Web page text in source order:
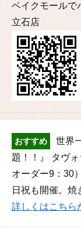
ベイクモールで
立石店
おすすめ
世界
題！！』 タヴ
オーダー9：30
日祝も開催。焼
詳しくはこちら